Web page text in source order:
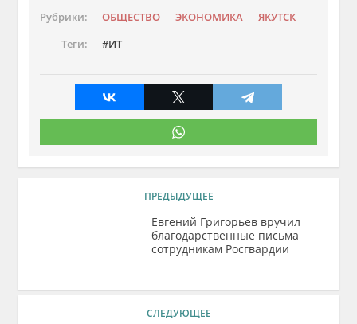
Рубрики: ОБЩЕСТВО ЭКОНОМИКА
ЯКУТСК
Теги:
ИТ
ПРЕДЫДУЩЕЕ
Евгений Григорьев вручил
благодарственные письма
сотрудникам Росгвардии
СЛЕДУЮЩЕЕ